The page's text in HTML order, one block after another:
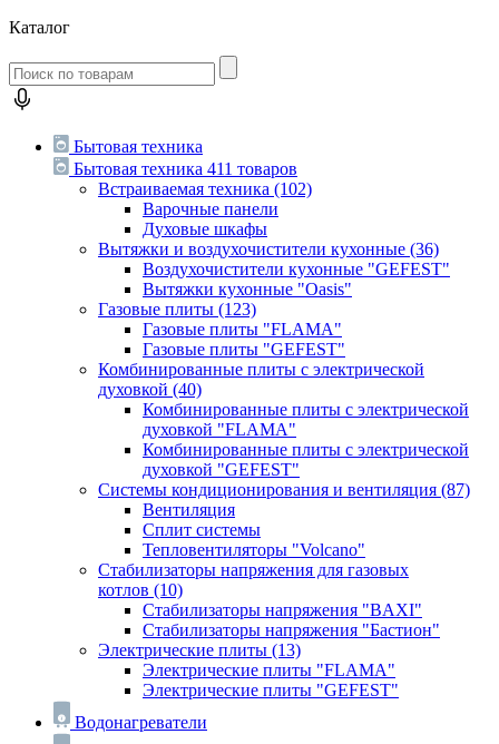
Каталог
Бытовая техника
Бытовая техника 411 товаров
Встраиваемая техника (102)
Варочные панели
Духовые шкафы
Вытяжки и воздухочистители кухонные (36)
Воздухочистители кухонные "GEFEST"
Вытяжки кухонные "Oasis"
Газовые плиты (123)
Газовые плиты "FLAMA"
Газовые плиты "GEFEST"
Комбинированные плиты с электрической
духовкой (40)
Комбинированные плиты с электрической
духовкой "FLAMA"
Комбинированные плиты с электрической
духовкой "GEFEST"
Системы кондиционирования и вентиляция (87)
Вентиляция
Сплит системы
Тепловентиляторы "Volcano"
Стабилизаторы напряжения для газовых
котлов (10)
Стабилизаторы напряжения "BAXI"
Стабилизаторы напряжения "Бастион"
Электрические плиты (13)
Электрические плиты "FLAMA"
Электрические плиты "GEFEST"
Водонагреватели